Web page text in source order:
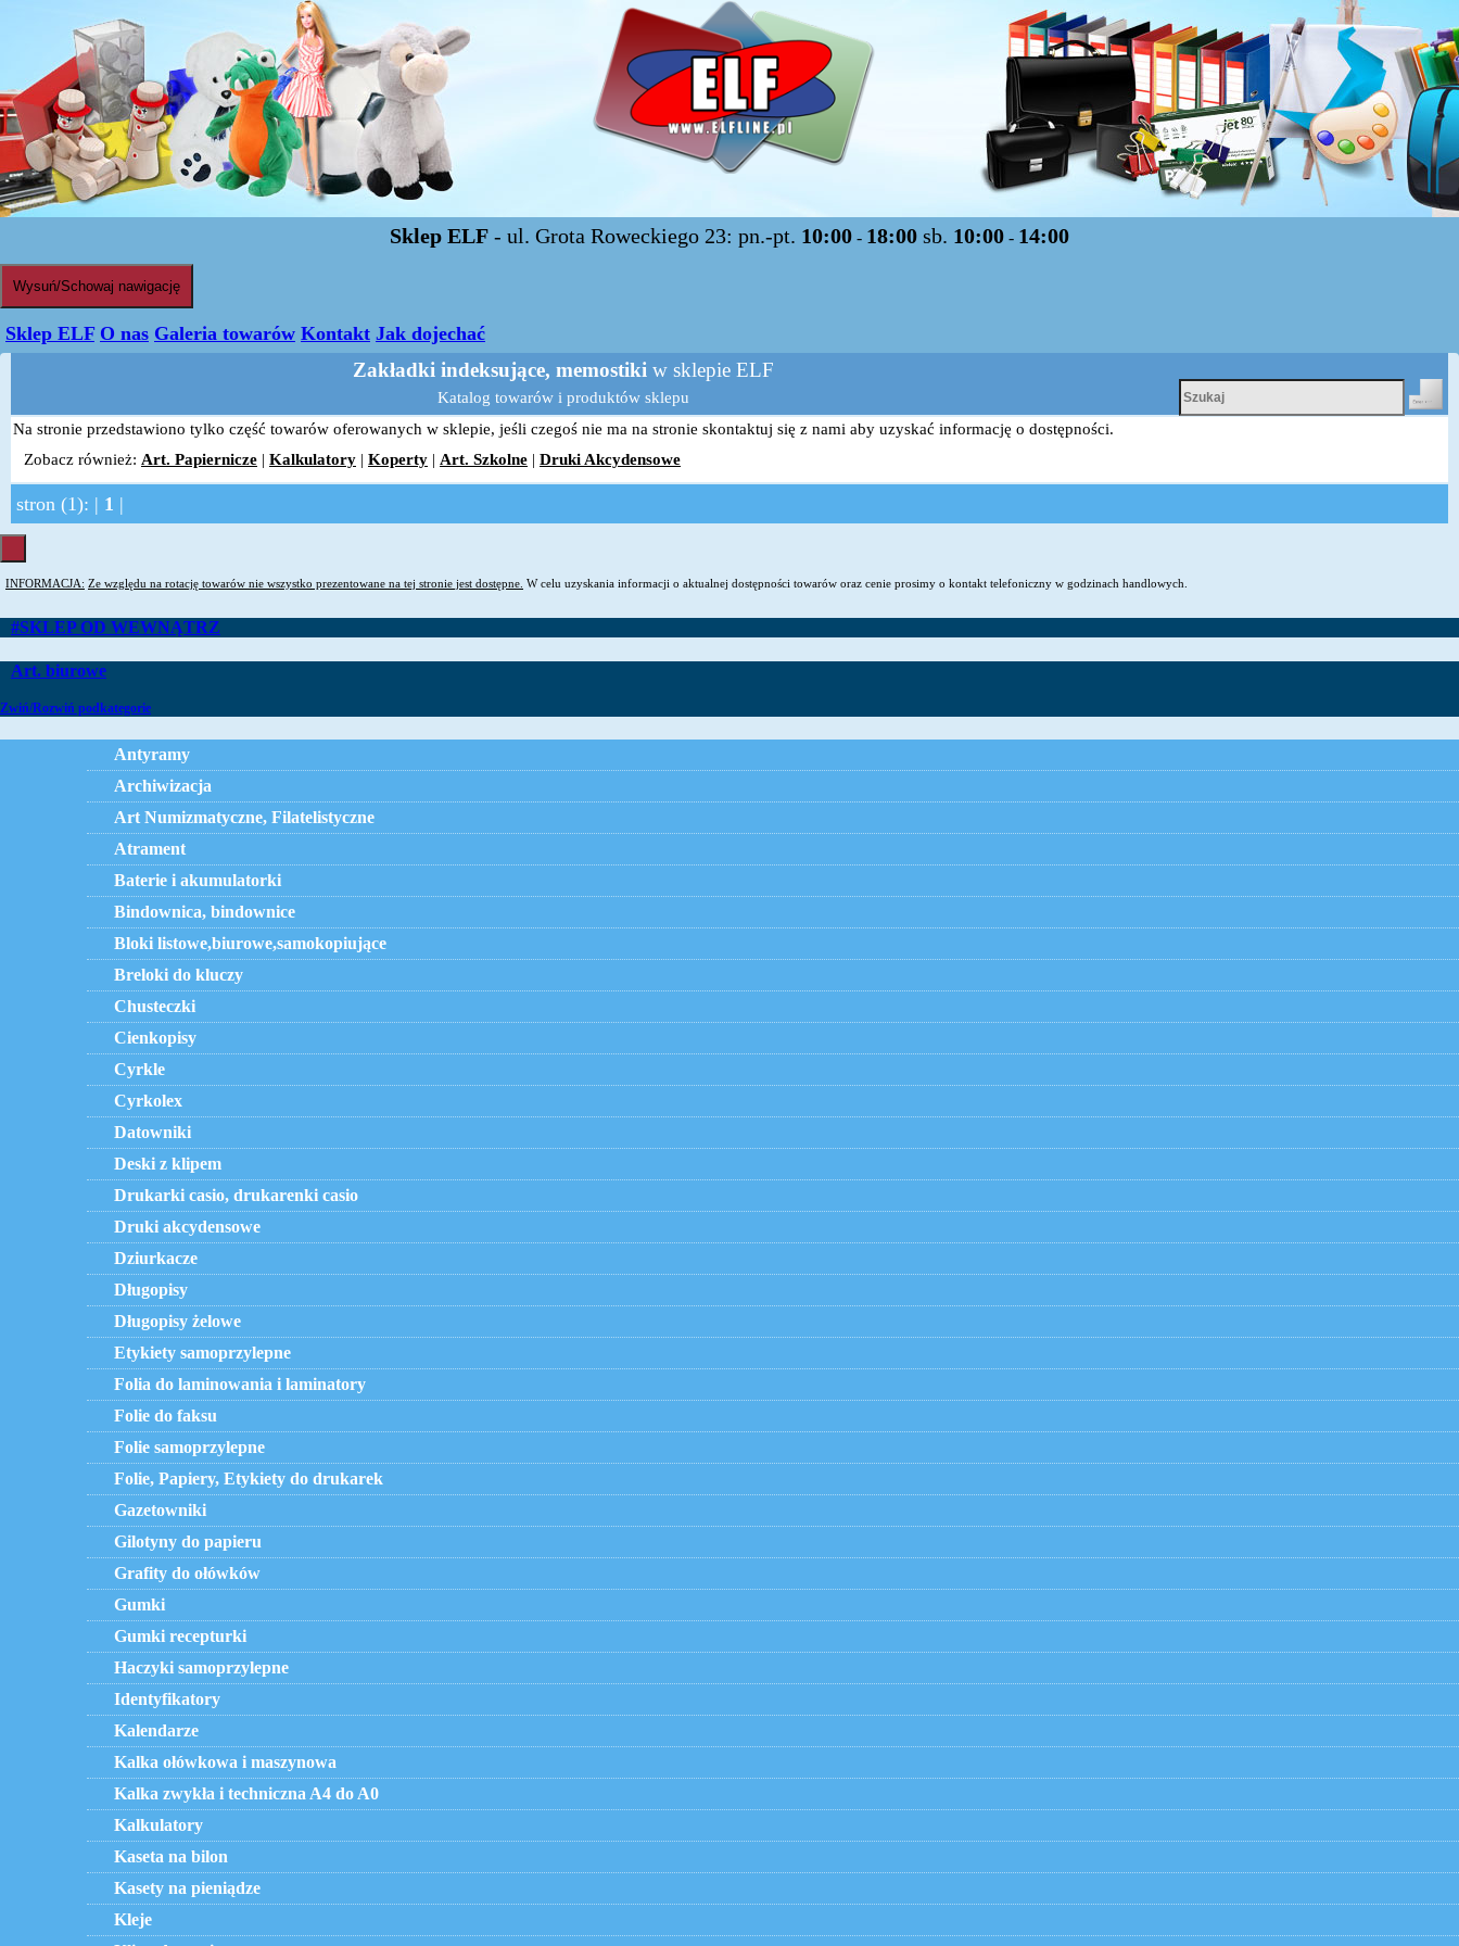
Sklep ELF - ul. Grota Roweckiego 23: pn.-pt. 10:00 - 18:00 sb. 10:00 - 14:00
Wysuń/Schowaj nawigację
Sklep ELF O nas Galeria towarów Kontakt Jak dojechać
Zakładki indeksujące, memostiki w sklepie ELF
Katalog towarów i produktów sklepu
Na stronie przedstawiono tylko część towarów oferowanych w sklepie, jeśli czegoś nie ma na stronie skontaktuj się z nami aby uzyskać informację o dostępności.
Zobacz również: Art. Papiernicze | Kalkulatory | Koperty | Art. Szkolne | Druki Akcydensowe
stron (1): | 1 |
INFORMACJA: Ze względu na rotację towarów nie wszystko prezentowane na tej stronie jest dostępne. W celu uzyskania informacji o aktualnej dostępności towarów oraz cenie prosimy o kontakt telefoniczny w godzinach handlowych.
#SKLEP OD WEWNĄTRZ
Art. biurowe
Zwiń/Rozwiń podkategorie
Antyramy
Archiwizacja
Art Numizmatyczne, Filatelistyczne
Atrament
Baterie i akumulatorki
Bindownica, bindownice
Bloki listowe,biurowe,samokopiujące
Breloki do kluczy
Chusteczki
Cienkopisy
Cyrkle
Cyrkolex
Datowniki
Deski z klipem
Drukarki casio, drukarenki casio
Druki akcydensowe
Dziurkacze
Długopisy
Długopisy żelowe
Etykiety samoprzylepne
Folia do laminowania i laminatory
Folie do faksu
Folie samoprzylepne
Folie, Papiery, Etykiety do drukarek
Gazetowniki
Gilotyny do papieru
Grafity do ołówków
Gumki
Gumki recepturki
Haczyki samoprzylepne
Identyfikatory
Kalendarze
Kalka ołówkowa i maszynowa
Kalka zwykła i techniczna A4 do A0
Kalkulatory
Kaseta na bilon
Kasety na pieniądze
Kleje